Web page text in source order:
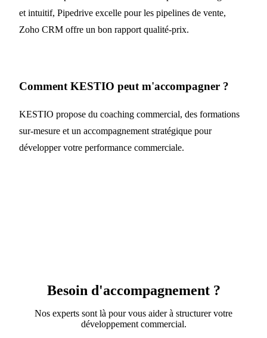
et intuitif, Pipedrive excelle pour les pipelines de vente,
Zoho CRM offre un bon rapport qualité-prix.
Comment KESTIO peut m'accompagner ?
KESTIO propose du coaching commercial, des formations
sur-mesure et un accompagnement stratégique pour
développer votre performance commerciale.
Besoin d'accompagnement ?
Nos experts sont là pour vous aider à structurer votre
développement commercial.